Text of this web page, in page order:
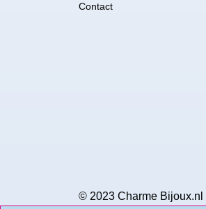
Contact
© 2023 Charme Bijoux.nl